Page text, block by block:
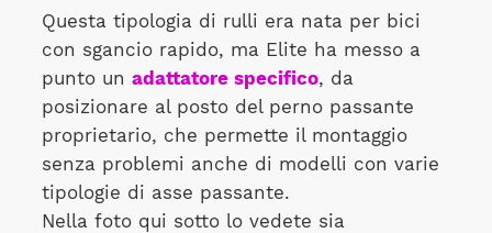
Questa tipologia di rulli era nata per bici
con sgancio rapido, ma Elite ha messo a
punto un adattatore specifico, da
posizionare al posto del perno passante
proprietario, che permette il montaggio
senza problemi anche di modelli con varie
tipologie di asse passante.
Nella foto qui sotto lo vedete sia